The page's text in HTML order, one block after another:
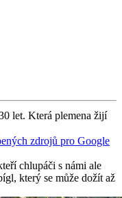
let. Která plemena žijí
zdrojů pro Google
chlupáči s námi ale
který se může dožít až